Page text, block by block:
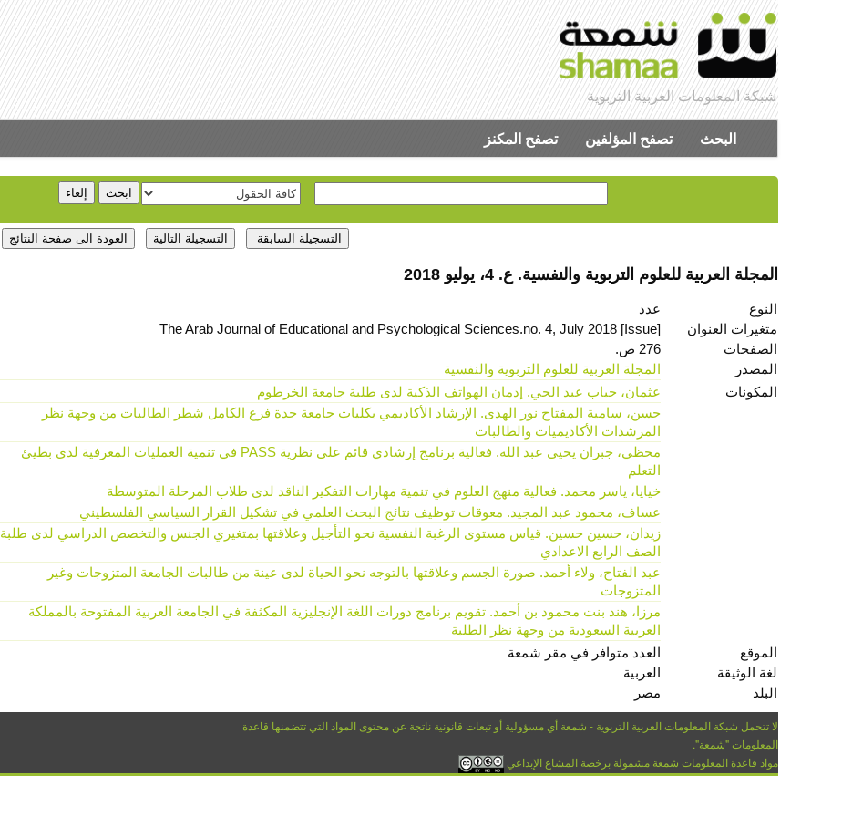
شبكة المعلومات العربية التربوية
البحث تصفح المؤلفين تصفح المكنز
المجلة العربية للعلوم التربوية والنفسية. ع. 4، يوليو 2018
النوع
عدد
متغيرات العنوان
The Arab Journal of Educational and Psychological Sciences.no. 4, July 2018 [Issue]
الصفحات
276 ص.
المصدر
المجلة العربية للعلوم التربوية والنفسية
المكونات
عثمان، حباب عبد الحي. إدمان الهواتف الذكية لدى طلبة جامعة الخرطوم
حسن، سامية المفتاح نور الهدى. الإرشاد الأكاديمي بكليات جامعة جدة فرع الكامل شطر الطالبات من وجهة نظر
المرشدات الأكاديميات والطالبات
محظي، جبران يحيى عبد الله. فعالية برنامج إرشادي قائم على نظرية PASS في تنمية العمليات المعرفية لدى بطيئ
التعلم
خيايا، ياسر محمد. فعالية منهج العلوم في تنمية مهارات التفكير الناقد لدى طلاب المرحلة المتوسطة
عساف، محمود عبد المجيد. معوقات توظيف نتائج البحث العلمي في تشكيل القرار السياسي الفلسطيني
زيدان، حسين حسين. قياس مستوى الرغبة النفسية نحو التأجيل وعلاقتها بمتغيري الجنس والتخصص الدراسي لدى طلبة
الصف الرابع الاعدادي
عبد الفتاح، ولاء أحمد. صورة الجسم وعلاقتها بالتوجه نحو الحياة لدى عينة من طالبات الجامعة المتزوجات وغير
المتزوجات
مرزا، هند بنت محمود بن أحمد. تقويم برنامج دورات اللغة الإنجليزية المكثفة في الجامعة العربية المفتوحة بالمملكة
العربية السعودية من وجهة نظر الطلبة
الموقع
العدد متوافر في مقر شمعة
لغة الوثيقة
العربية
البلد
مصر
لا تتحمل شبكة المعلومات العربية التربوية - شمعة أي مسؤولية أو تبعات قانونية ناتجة عن محتوى المواد التي تتضمنها قاعدة
المعلومات "شمعة".
مواد قاعدة المعلومات شمعة مشمولة برخصة المشاع الإبداعي